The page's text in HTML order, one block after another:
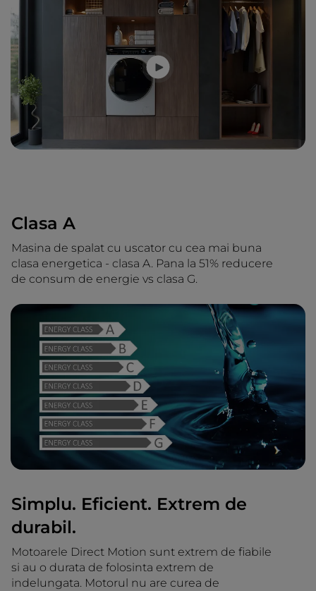
Clasa A
Masina de spalat cu uscator cu cea mai buna
clasa energetica - clasa A. Pana la 51% reducere
de consum de energie vs clasa G.
Simplu. Eficient. Extrem de
durabil.
Motoarele Direct Motion sunt extrem de fiabile
si au o durata de folosinta extrem de
indelungata. Motorul nu are curea de